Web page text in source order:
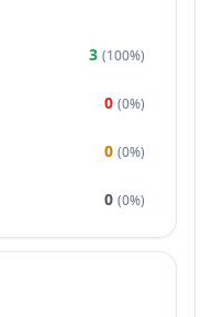
3 (100%)
0 (0%)
0 (0%)
0 (0%)